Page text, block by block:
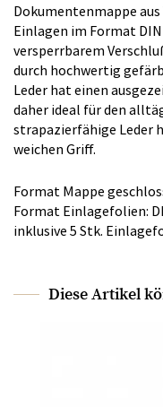
Dokumentenmappe
Einlagen im Format
versperrbarem
durch hochwertig
Leder hat einen
daher ideal für den
strapazierfähige Leder
weichen Griff.
Format Mappe
Format Einlagefolien:
inklusive 5 Stk.
Diese Artikel